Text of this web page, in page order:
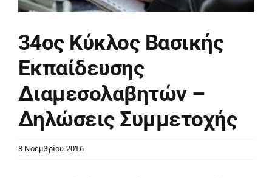
34oς Κύκλος Βασικής
Εκπαίδευσης
Διαμεσολαβητών –
Δηλώσεις Συμμετοχής
8 Νοεμβρίου 2016